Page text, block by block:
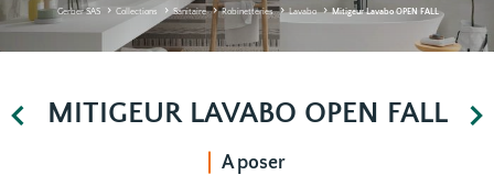
Gerber SAS Collections Sanitaire Robinetteries Lavabo Mitigeur Lavabo OPEN FALL
MITIGEUR LAVABO OPEN FALL
A poser